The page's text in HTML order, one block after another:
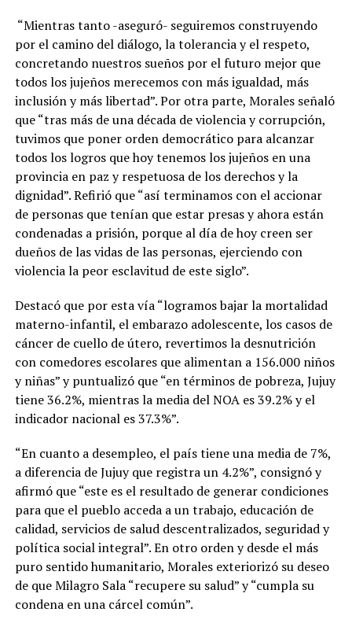
“Mientras tanto -aseguró- seguiremos construyendo
por el camino del diálogo, la tolerancia y el respeto,
concretando nuestros sueños por el futuro mejor que
todos los jujeños merecemos con más igualdad, más
inclusión y más libertad”. Por otra parte, Morales señaló
que “tras más de una década de violencia y corrupción,
tuvimos que poner orden democrático para alcanzar
todos los logros que hoy tenemos los jujeños en una
provincia en paz y respetuosa de los derechos y la
dignidad”. Refirió que “así terminamos con el accionar
de personas que tenían que estar presas y ahora están
condenadas a prisión, porque al día de hoy creen ser
dueños de las vidas de las personas, ejerciendo con
violencia la peor esclavitud de este siglo”.
Destacó que por esta vía “logramos bajar la mortalidad
materno-infantil, el embarazo adolescente, los casos de
cáncer de cuello de útero, revertimos la desnutrición
con comedores escolares que alimentan a 156.000 niños
y niñas” y puntualizó que “en términos de pobreza, Jujuy
tiene 36.2%, mientras la media del NOA es 39.2% y el
indicador nacional es 37.3%”.
“En cuanto a desempleo, el país tiene una media de 7%,
a diferencia de Jujuy que registra un 4.2%”, consignó y
afirmó que “este es el resultado de generar condiciones
para que el pueblo acceda a un trabajo, educación de
calidad, servicios de salud descentralizados, seguridad y
política social integral”. En otro orden y desde el más
puro sentido humanitario, Morales exteriorizó su deseo
de que Milagro Sala “recupere su salud” y “cumpla su
condena en una cárcel común”.